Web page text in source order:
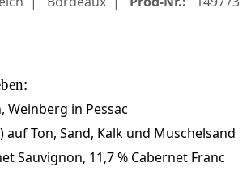
Weinberg in Pessac
auf Ton, Sand, Kalk und Muschelsand
Sauvignon, 11,7 % Cabernet Franc